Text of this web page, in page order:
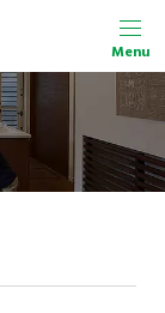
Menu